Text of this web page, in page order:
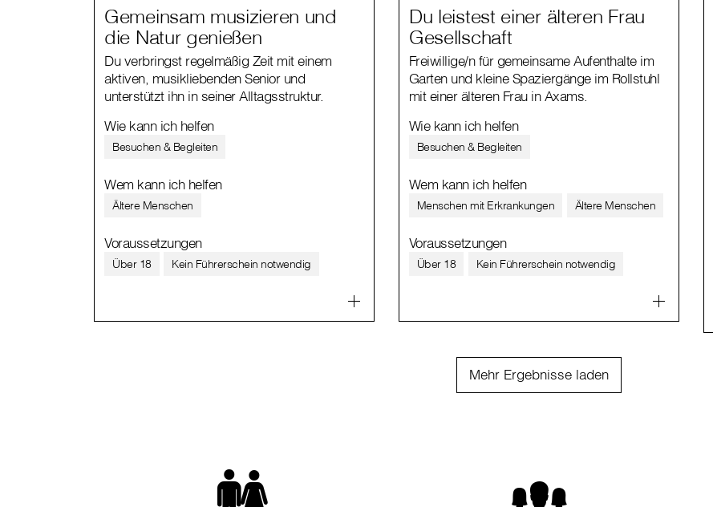
Gemeinsam musizieren und
die Natur genießen
Du verbringst regelmäßig Zeit mit einem
aktiven, musikliebenden Senior und
unterstützt ihn in seiner Alltagsstruktur.
Wie kann ich helfen
Besuchen & Begleiten
Wem kann ich helfen
Ältere Menschen
Voraussetzungen
Über 18 Kein Führerschein notwendig
Du leistest einer älteren Frau
Gesellschaft
Freiwillige/n für gemeinsame Aufenthalte im
Garten und kleine Spaziergänge im Rollstuhl
mit einer älteren Frau in Axams.
Wie kann ich helfen
Besuchen & Begleiten
Wem kann ich helfen
Menschen mit Erkrankungen Ältere Menschen
Voraussetzungen
Über 18 Kein Führerschein notwendig
Mehr Ergebnisse laden